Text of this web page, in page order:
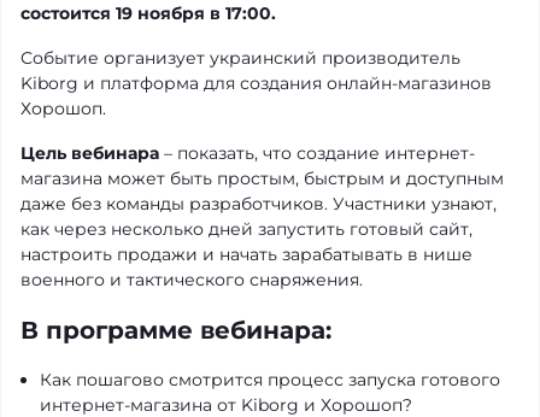
состоится 19 ноября в 17:00.
Событие организует украинский производитель
Kiborg и платформа для создания онлайн-магазинов
Хорошоп.
Цель вебинара – показать, что создание интернет-
магазина может быть простым, быстрым и доступным
даже без команды разработчиков. Участники узнают,
как через несколько дней запустить готовый сайт,
настроить продажи и начать зарабатывать в нише
военного и тактического снаряжения.
В программе вебинара:
Как пошагово смотрится процесс запуска готового
интернет-магазина от Kiborg и Хорошоп?